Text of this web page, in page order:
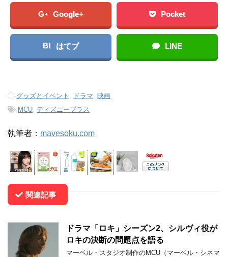
Google+ Pocket
B! はてブ LINE
-グッズとイベント ドラマ 映画
-MCU ,ディズニープラス
執筆者： mavesoku.com
関連記事
ドラマ「ロキ」シーズン2、シルヴィ役が
ロキの決断の問題点を語る
マーベル・スタジオ制作のMCU（マーベル・シネマ